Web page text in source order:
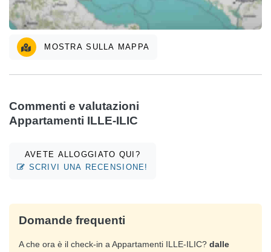
MOSTRA SULLA MAPPA
Commenti e valutazioni
Appartamenti ILLE-ILIC
AVETE ALLOGGIATO QUI?
SCRIVI UNA RECENSIONE!
Domande frequenti
A che ora è il check-in a Appartamenti ILLE-ILIC? dalle